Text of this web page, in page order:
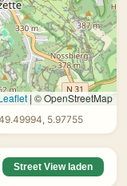
| © OpenStreetMap
5.97755
Street View laden